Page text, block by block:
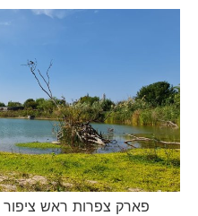
פארק צפרות ראש ציפור